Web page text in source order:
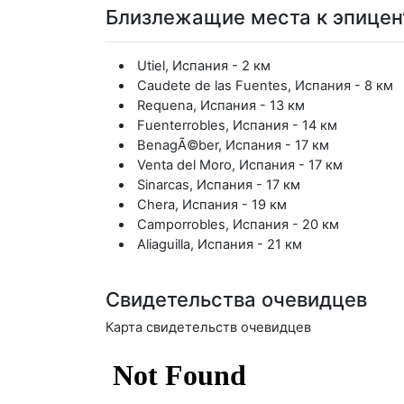
Близлежащие места к
Utiel, Испания - 2 км
Caudete de las Fuentes, Испания - 8 км
Requena, Испания - 13 км
Fuenterrobles, Испания - 14 км
BenagÃ©ber, Испания - 17 км
Venta del Moro, Испания - 17 км
Sinarcas, Испания - 17 км
Chera, Испания - 19 км
Camporrobles, Испания - 20 км
Aliaguilla, Испания - 21 км
Свидетельства очевидцев
Карта свидетельств очевидцев